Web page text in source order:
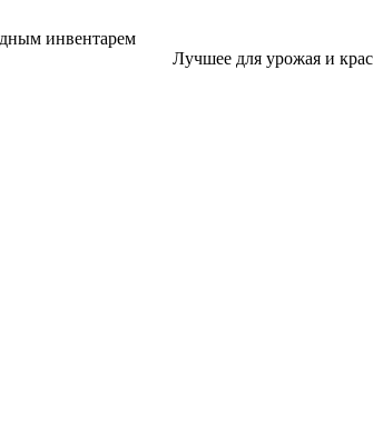
инвентарем
Лучшее для урожая и